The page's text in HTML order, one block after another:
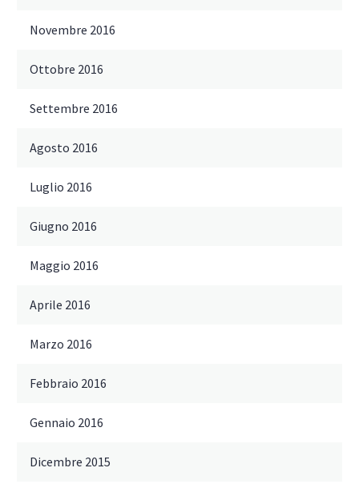
Novembre 2016
Ottobre 2016
Settembre 2016
Agosto 2016
Luglio 2016
Giugno 2016
Maggio 2016
Aprile 2016
Marzo 2016
Febbraio 2016
Gennaio 2016
Dicembre 2015